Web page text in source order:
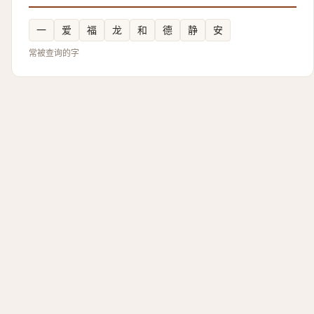
一 爱 福 龙 和 德 静 安
常被查询的字